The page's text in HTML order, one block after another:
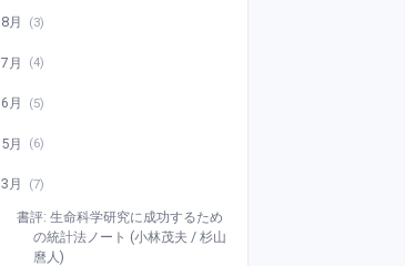
8月 (3)
7月 (4)
6月 (5)
5月 (6)
3月 (7)
書評: 生命科学研究に成功するため
の統計法ノート (小林茂夫 / 杉山
麿人)